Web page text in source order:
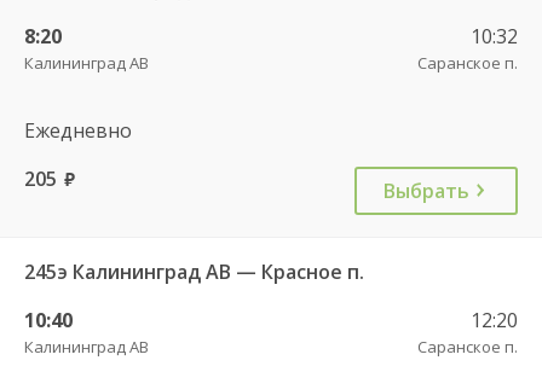
8:20
Калининград АВ
10:32
Саранское п.
Ежедневно
205 руб. Выбрать
245э Калининград АВ — Красное п.
10:40
Калининград АВ
12:20
Саранское п.